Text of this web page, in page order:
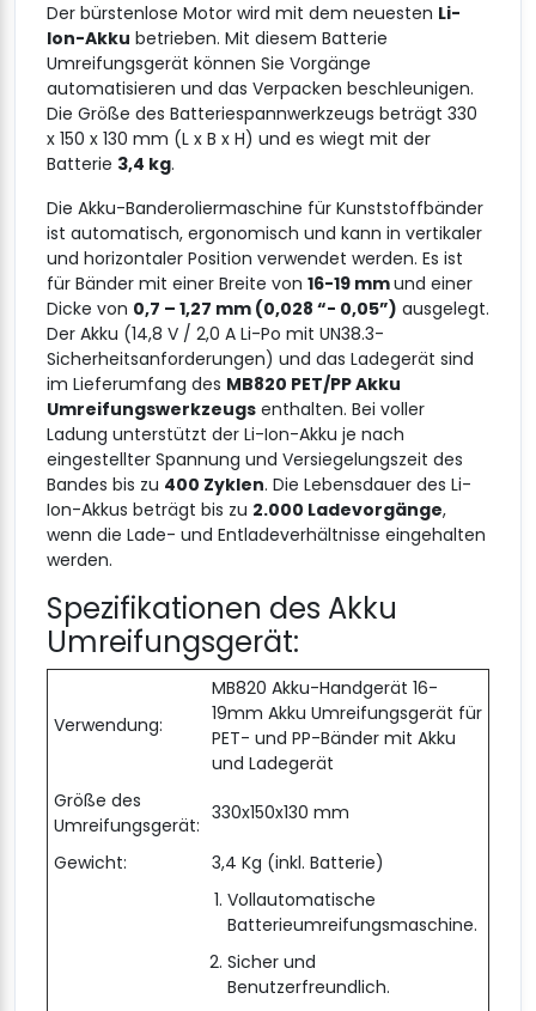
Der bürstenlose Motor wird mit dem neuesten Li-
Ion-Akku betrieben. Mit diesem Batterie
Umreifungsgerät können Sie Vorgänge
automatisieren und das Verpacken beschleunigen.
Die Größe des Batteriespannwerkzeugs beträgt 330
x 150 x 130 mm (L x B x H) und es wiegt mit der
Batterie 3,4 kg.
Die Akku-Banderoliermaschine für Kunststoffbänder
ist automatisch, ergonomisch und kann in vertikaler
und horizontaler Position verwendet werden. Es ist
für Bänder mit einer Breite von 16-19 mmund einer
Dicke von 0,7 – 1,27 mm (0,028 “- 0,05”) ausgelegt.
Der Akku (14,8 V / 2,0 A Li-Po mit UN38.3-
Sicherheitsanforderungen) und das Ladegerät sind
im Lieferumfang des MB820 PET/PP Akku
Umreifungswerkzeugs enthalten. Bei voller
Ladung unterstützt der Li-Ion-Akku je nach
eingestellter Spannung und Versiegelungszeit des
Bandes bis zu 400 Zyklen. Die Lebensdauer des Li-
Ion-Akkus beträgt bis zu 2.000 Ladevorgänge,
wenn die Lade- und Entladeverhältnisse eingehalten
werden.
Spezifikationen des Akku
Umreifungsgerät:
Verwendung:
MB820 Akku-Handgerät 16-
19mm Akku Umreifungsgerät für
PET- und PP-Bänder mit Akku
und Ladegerät
Größe des
Umreifungsgerät:
330x150x130 mm
Gewicht: 3,4 Kg (inkl. Batterie)
Vollautomatische
Batterieumreifungsmaschine.
Sicher und
Benutzerfreundlich.